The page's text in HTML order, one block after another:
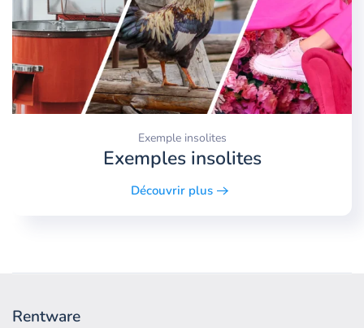
Exemple insolites
Exemples insolites
Découvrir plus
Rentware